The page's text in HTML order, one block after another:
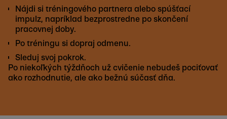
Nájdi si tréningového partnera alebo spúšťací
impulz, napríklad bezprostredne po skončení
pracovnej doby.
Po tréningu si dopraj odmenu.
Sleduj svoj pokrok.
Po niekoľkých týždňoch už cvičenie nebudeš pociťovať
ako rozhodnutie, ale ako bežnú súčasť dňa.